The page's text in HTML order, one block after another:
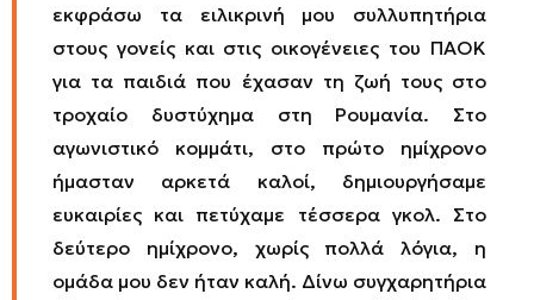
εκφράσω τα ειλικρινή μου συλλυπητήρια
στους γονείς και στις οικογένειες του ΠΑΟΚ
για τα παιδιά που έχασαν τη ζωή τους στο
τροχαίο δυστύχημα στη Ρουμανία. Στο
αγωνιστικό κομμάτι, στο πρώτο ημίχρονο
ήμασταν αρκετά καλοί, δημιουργήσαμε
ευκαιρίες και πετύχαμε τέσσερα γκολ. Στο
δεύτερο ημίχρονο, χωρίς πολλά λόγια, η
ομάδα μου δεν ήταν καλή. Δίνω συγχαρητήρια